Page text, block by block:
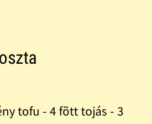
tofu - 4 fõtt tojás - 3